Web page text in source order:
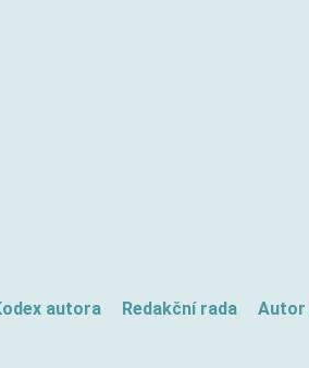
autora Redakční rada Autor